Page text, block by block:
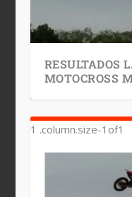
RESULTADOS
MOTOCROSS